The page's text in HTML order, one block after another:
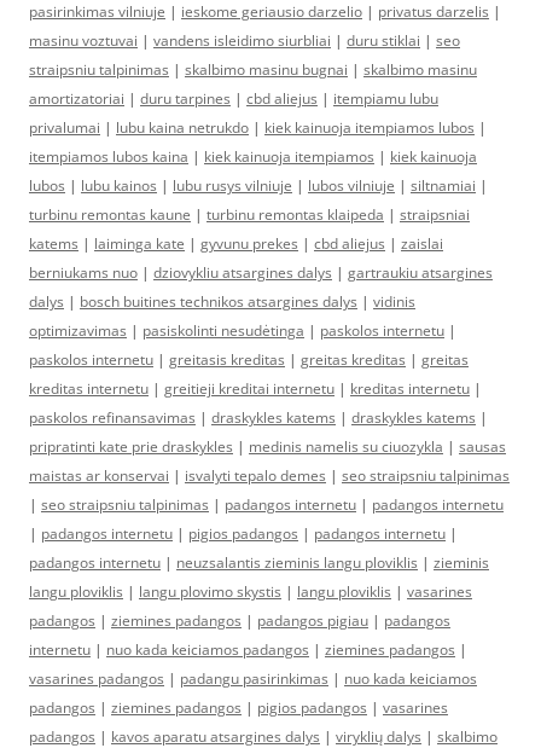
pasirinkimas vilniuje | ieskome geriausio darzelio | privatus darzelis |
masinu voztuvai | vandens isleidimo siurbliai | duru stiklai | seo
straipsniu talpinimas | skalbimo masinu bugnai | skalbimo masinu
amortizatoriai | duru tarpines | cbd aliejus | itempiamu lubu
privalumai | lubu kaina netrukdo | kiek kainuoja itempiamos lubos |
itempiamos lubos kaina | kiek kainuoja itempiamos | kiek kainuoja
lubos | lubu kainos | lubu rusys vilniuje | lubos vilniuje | siltnamiai |
turbinu remontas kaune | turbinu remontas klaipeda | straipsniai
katems | laiminga kate | gyvunu prekes | cbd aliejus | zaislai
berniukams nuo | dziovykliu atsargines dalys | gartraukiu atsargines
dalys | bosch buitines technikos atsargines dalys | vidinis
optimizavimas | pasiskolinti nesudėtinga | paskolos internetu |
paskolos internetu | greitasis kreditas | greitas kreditas | greitas
kreditas internetu | greitieji kreditai internetu | kreditas internetu |
paskolos refinansavimas | draskykles katems | draskykles katems |
pripratinti kate prie draskykles | medinis namelis su ciuozykla | sausas
maistas ar konservai | isvalyti tepalo demes | seo straipsniu talpinimas
| seo straipsniu talpinimas | padangos internetu | padangos internetu
| padangos internetu | pigios padangos | padangos internetu |
padangos internetu | neuzsalantis zieminis langu ploviklis | zieminis
langu ploviklis | langu plovimo skystis | langu ploviklis | vasarines
padangos | ziemines padangos | padangos pigiau | padangos
internetu | nuo kada keiciamos padangos | ziemines padangos |
vasarines padangos | padangu pasirinkimas | nuo kada keiciamos
padangos | ziemines padangos | pigios padangos | vasarines
padangos | kavos aparatu atsargines dalys | viryklių dalys | skalbimo